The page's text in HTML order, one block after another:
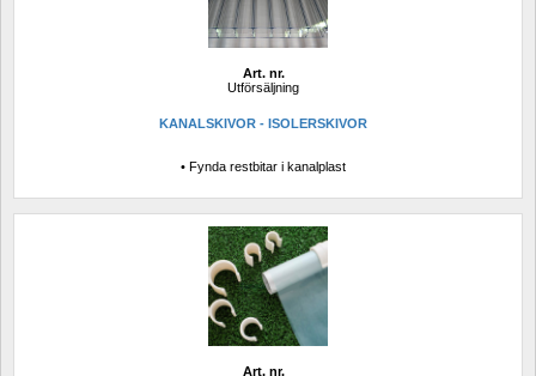
Art. nr.
Utförsäljning
KANALSKIVOR - ISOLERSKIVOR
• Fynda restbitar i kanalplast
Art. nr.